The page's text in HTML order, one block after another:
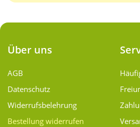
Über uns
AGB
Datenschutz
Widerrufsbelehrung
Bestellung widerrufen